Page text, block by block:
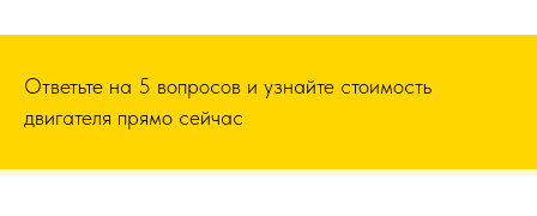
Ответьте на 5 вопросов и узнайте стоимость
двигателя прямо сейчас